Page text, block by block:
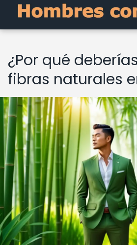
¿Por qué
fibras naturales